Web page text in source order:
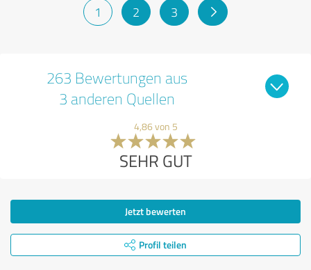
1 2 3
263 Bewertungen aus
3 anderen Quellen
4,86 von 5
SEHR GUT
Jetzt bewerten
Profil teilen